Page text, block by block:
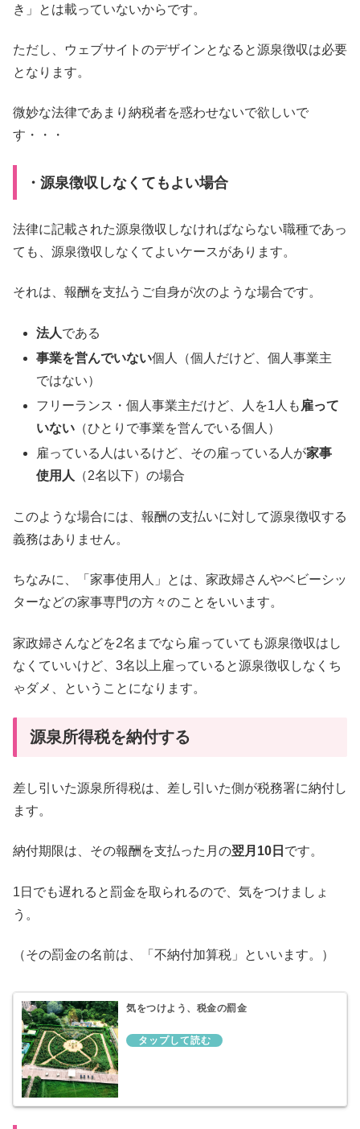
き」とは載っていないからです。
ただし、ウェブサイトのデザインとなると源泉徴収は必要
となります。
微妙な法律であまり納税者を惑わせないで欲しいで
す・・・
・源泉徴収しなくてもよい場合
法律に記載された源泉徴収しなければならない職種であっ
ても、源泉徴収しなくてよいケースがあります。
それは、報酬を支払うご自身が次のような場合です。
法人である
事業を営んでいない個人（個人だけど、個人事業主
ではない）
フリーランス・個人事業主だけど、人を1人も 雇って
いない （ひとりで事業を営んでいる個人）
雇っている人はいるけど、その雇っている人が家事
使用人
（2名以下）の場合
このような場合には、報酬の支払いに対して源泉徴収する
義務はありません。
ちなみに、「家事使用人」とは、家政婦さんやベビーシッ
ターなどの家事専門の方々のことをいいます。
家政婦さんなどを2名までなら雇っていても源泉徴収はし
なくていいけど、3名以上雇っていると源泉徴収しなくち
ゃダメ、ということになります。
源泉所得税を納付する
差し引いた源泉所得税は、差し引いた側が税務署に納付し
ます。
納付期限は、その報酬を支払った月の翌月10日 です。
1日でも遅れると罰金を取られるので、気をつけましょ
う。
（その罰金の名前は、「不納付加算税」といいます。）
気をつけよう、税金の罰金